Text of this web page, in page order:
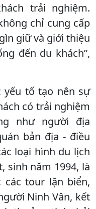
trải nghiệm.
chỉ cung cấp
giữ và giới thiệu
đến du khách”,
tố tạo nên sự
có trải nghiệm
như người địa
bản địa - điều
loại hình du lịch
sinh năm 1994, là
tour lặn biển,
Ninh Vân, kết